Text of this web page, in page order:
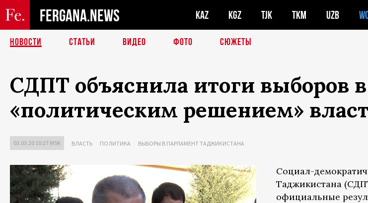
FERGANA.NEWS KAZ KGZ TJK TKM UZB
НОВОСТИ СТАТЬИ ВИДЕО ФОТО СЮЖЕТЫ
СДПТ объяснила итоги выборов
«политическим решением»
03.03.20 10:27 MSK ВЛАСТЬ ПОЛИТИКА ВЫБОРЫ В ПАРЛАМЕНТ ТАДЖИКИСТАНА
Социал-
Таджикистана
официальные